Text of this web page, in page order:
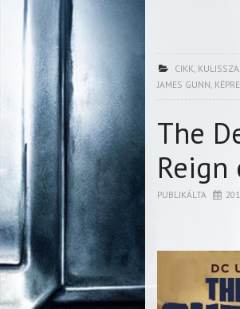
CIKK, KULISSZA,
JAMES GUNN,
The
Reign
PUBLIKÁLTA